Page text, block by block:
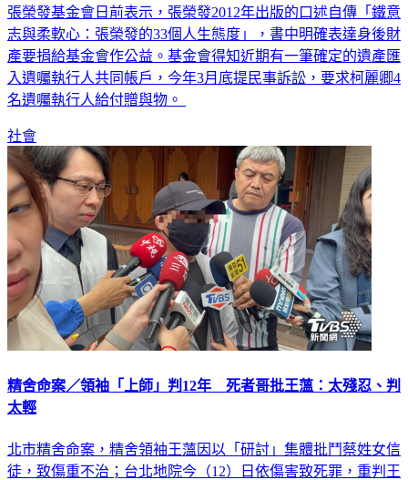
志與柔軟心：張榮發的33個人生態度」，書中明確表達身後財
產要捐給基金會作公益。基金會得知近期有一筆確定的遺產匯
入遺囑執行人共同帳戶，今年3月底提民事訴訟，要求柯麗卿4
名遺囑執行人給付贈與物。
太輕
徒，致傷重不治；台北地院今（12）日依傷害致死罪，重判王
薀12年徒刑，另12名涉案信徒各判10年至1年6月不等徒刑，僅